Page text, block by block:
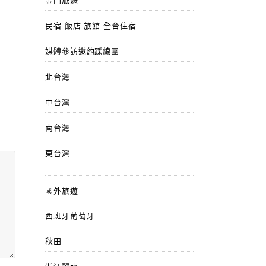
民宿 飯店 旅館 全台住宿
媒體參訪邀約踩線團
北台灣
中台灣
南台灣
東台灣
國外旅遊
西班牙葡萄牙
秋田